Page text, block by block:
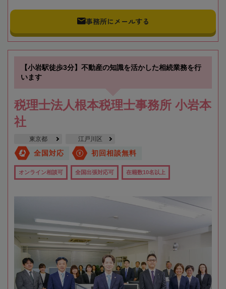
事務所にメールする
【小岩駅徒歩3分】不動産の知識を活かした相続業務を行
います
税理士法人根本税理士事務所 小岩本
社
東京都 江戸川区
全国対応 初回相談無料
オンライン相談可 全国出張対応可 在籍数10名以上